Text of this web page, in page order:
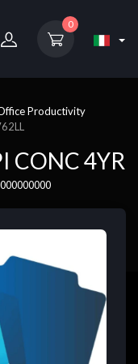
0
Productivity
CONC 4YR